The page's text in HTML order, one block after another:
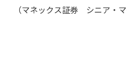
（マネックス証券 シニア・